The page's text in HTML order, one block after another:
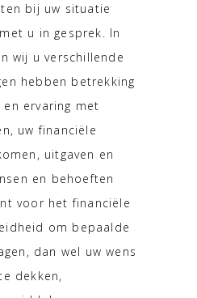
bij uw situatie
u in gesprek. In
wij u verschillende
hebben betrekking
ervaring met
uw financiële
uitgaven en
en behoeften
voor het financiële
om bepaalde
dan wel uw wens
dekken,